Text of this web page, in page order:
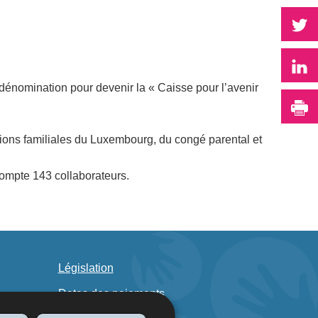
pour devenir la « Caisse pour l’avenir
familiales du Luxembourg, du congé parental et
143 collaborateurs.
Législation
Dates des paiements